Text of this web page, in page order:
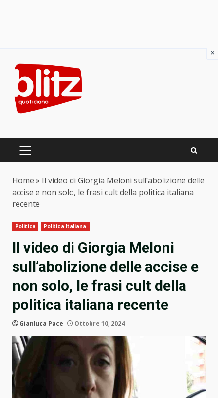
content
PRIMARY
Home » Il video di Giorgia Meloni sull’abolizione delle
accise e non solo, le frasi cult della politica italiana
recente
Politica Politica Italiana
Il video di Giorgia Meloni
sull’abolizione delle accise e
non solo, le frasi cult della
politica italiana recente
Gianluca Pace Ottobre 10, 2024
×